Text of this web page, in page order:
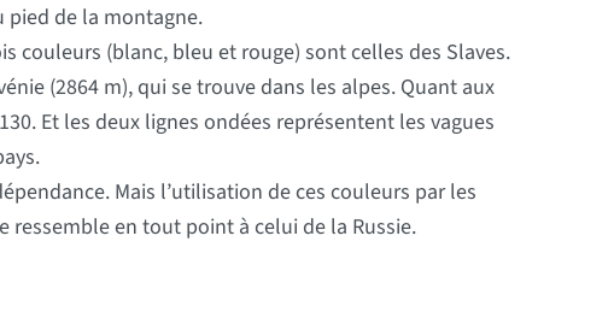
pied de la montagne.
couleurs (blanc, bleu et rouge) sont celles des Slaves.
(2864 m), qui se trouve dans les alpes. Quant aux
Et les deux lignes ondées représentent les vagues
Mais l’utilisation de ces couleurs par les
ressemble en tout point à celui de la Russie.